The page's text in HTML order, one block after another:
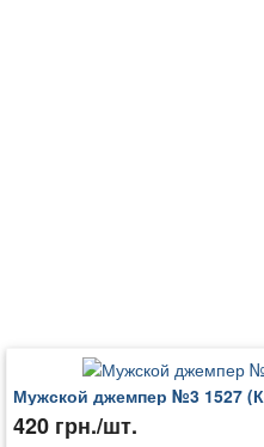
Мужской джемпер №3 1527
420 грн./шт.